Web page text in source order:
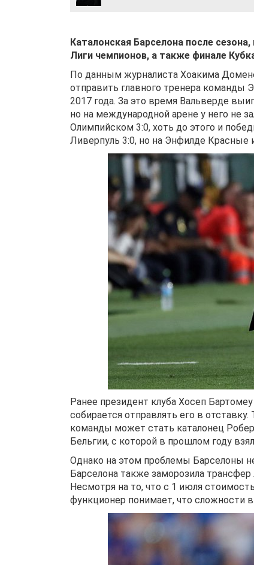
Каталонская Барселона после
Лиги чемпионов, а также финале
По данным журналиста Хоакима
отправить главного тренера команды
2017 года. За это время Вальверде
но на международной арене у него не
Олимпийском 3:0, хоть до этого и
Ливерпуль 3:0, но на Энфилде Красные
Ранее президент клуба Хосеп
собирается отправлять его в
команды может стать каталонец
Бельгии, с которой в прошлом году
Однако на этом проблемы Барселоны
Барселона также заморозила
Несмотря на то, что с 1 июля
функционер понимает, что сложности